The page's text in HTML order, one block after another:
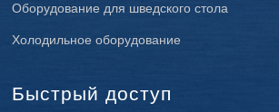
Оборудование для шведского стола
Холодильное оборудование
Быстрый доступ